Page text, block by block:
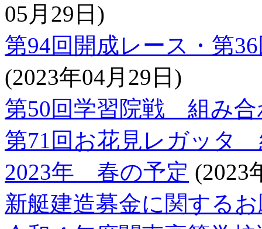
05月29日)
第94回開成レース・第
(2023年04月29日)
第50回学習院戦 組み合
第71回お花見レガッタ
2023年 春の予定 (2023
新艇建造募金に関する